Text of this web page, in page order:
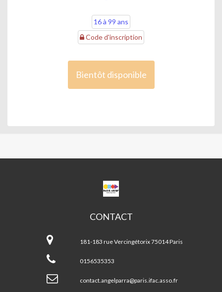
16 à 99 ans
Code d'inscription
Bientôt disponible
CPA
ANGEL
CONTACT
Angel
Parra
181-183 rue Vercingétorix 75014 Paris
0156535353
contact.angelparra@paris.ifac.asso.fr